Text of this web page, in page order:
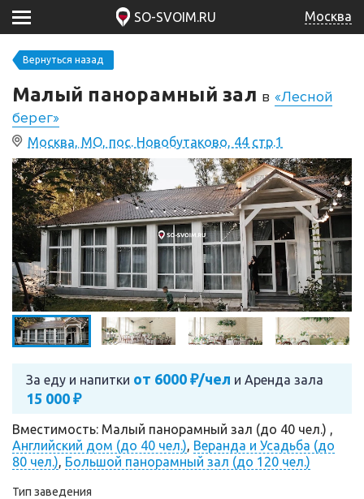
SO-SVOIM.RU Москва
Вернуться назад
Малый панорамный зал в «Лесной
берег»
Москва, МО, пос. Новобутаково, 44 стр.1
За еду и напитки от 6000 ₽/чел и Аренда зала
15 000 ₽
Вместимость: Малый панорамный зал (до 40 чел.) ,
Английский дом (до 40 чел.), Веранда и Усадьба (до
80 чел.), Большой панорамный зал (до 120 чел.)
Тип заведения